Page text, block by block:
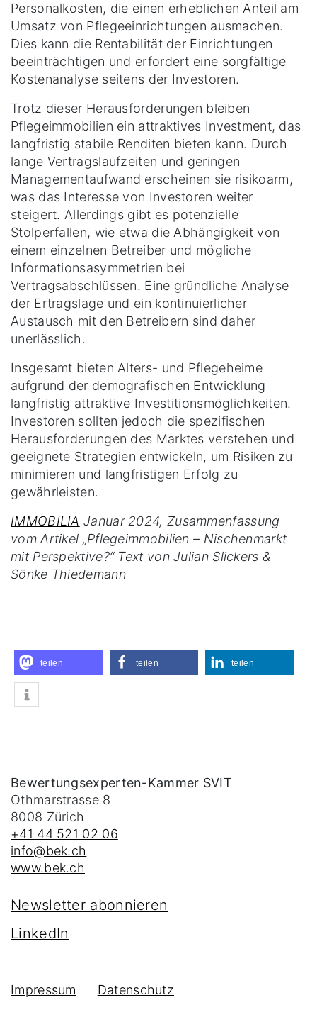
Personalkosten, die einen erheblichen Anteil am
Umsatz von Pflegeeinrichtungen ausmachen.
Dies kann die Rentabilität der Einrichtungen
beeinträchtigen und erfordert eine sorgfältige
Kostenanalyse seitens der Investoren.
Trotz dieser Herausforderungen bleiben
Pflegeimmobilien ein attraktives Investment, das
langfristig stabile Renditen bieten kann. Durch
lange Vertragslaufzeiten und geringen
Managementaufwand erscheinen sie risikoarm,
was das Interesse von Investoren weiter
steigert. Allerdings gibt es potenzielle
Stolperfallen, wie etwa die Abhängigkeit von
einem einzelnen Betreiber und mögliche
Informationsasymmetrien bei
Vertragsabschlüssen. Eine gründliche Analyse
der Ertragslage und ein kontinuierlicher
Austausch mit den Betreibern sind daher
unerlässlich.
Insgesamt bieten Alters- und Pflegeheime
aufgrund der demografischen Entwicklung
langfristig attraktive Investitionsmöglichkeiten.
Investoren sollten jedoch die spezifischen
Herausforderungen des Marktes verstehen und
geeignete Strategien entwickeln, um Risiken zu
minimieren und langfristigen Erfolg zu
gewährleisten.
IMMOBILIA Januar 2024, Zusammenfassung
vom Artikel „Pflegeimmobilien – Nischenmarkt
mit Perspektive?“ Text von Julian Slickers &
Sönke Thiedemann
teilen teilen teilen
Bewertungsexperten-Kammer SVIT
Othmarstrasse 8
8008 Zürich
+41 44 521 02 06
info@bek.ch
www.bek.ch
Newsletter abonnieren
LinkedIn
Impressum Datenschutz